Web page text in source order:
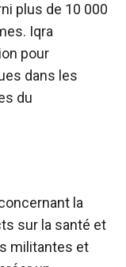
plus de 10 000
Iqra
pour
dans les
du
la
sur la santé et
militantes et